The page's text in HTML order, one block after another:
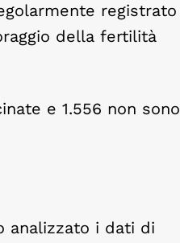
registrato
della fertilità
e 1.556 non sono
analizzato i dati di